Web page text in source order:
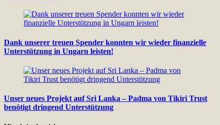
Dank unserer treuen Spender konnten wir wieder finanzielle
Unterstützung in Ungarn leisten!
Unser neues Projekt auf Sri Lanka – Padma von Tikiri Trust
benötigt dringend Unterstützung